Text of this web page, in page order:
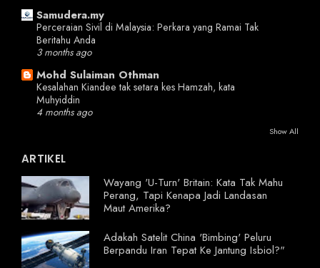
Samudera.my
Perceraian Sivil di Malaysia: Perkara yang Ramai Tak
Beritahu Anda
3 months ago
Mohd Sulaiman Othman
Kesalahan Kiandee tak setara kes Hamzah, kata
Muhyiddin
4 months ago
Show All
ARTIKEL
Wayang 'U-Turn' Britain: Kata Tak Mahu
Perang, Tapi Kenapa Jadi Landasan
Maut Amerika?
Adakah Satelit China 'Bimbing' Peluru
Berpandu Iran Tepat Ke Jantung Isbiol?"